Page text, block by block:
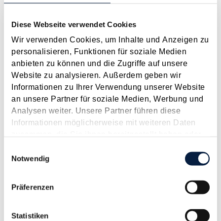
Diese Webseite verwendet Cookies
Wir verwenden Cookies, um Inhalte und Anzeigen zu
personalisieren, Funktionen für soziale Medien
anbieten zu können und die Zugriffe auf unsere
Website zu analysieren. Außerdem geben wir
Informationen zu Ihrer Verwendung unserer Website
an unsere Partner für soziale Medien, Werbung und
Analysen weiter. Unsere Partner führen diese
Informationen möglicherweise mit weiteren Daten
gesammelt haben.
Notwendig
Präferenzen
Statistiken
Einleitung und Kernaussage der Entscheidung Das
Bundesfinanzgericht (GZ RV/7103366/2025 vom 10.02.2026)
hatte sich mit der Frage auseinanderzusetzen, welchem
Elternteil nach einer Scheidung die Familienbeihilfe zusteht,
wenn sich das Kind tatsächlich überwiegend im Haushalt
eines...
Langtext
empfehlen drucken
Steuerliche Maßnahmen zum Jahreswechsel - Für
Unternehmer
im Laufe des Jahres angeschaffte oder hergestellte